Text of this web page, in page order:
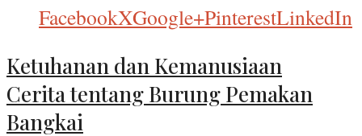
FacebookXGoogle+PinterestLinkedIn
Ketuhanan dan Kemanusiaan
Cerita tentang Burung Pemakan
Bangkai